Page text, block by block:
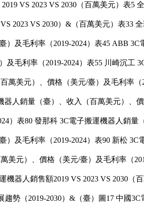
VS 2023 VS 2030（百萬美元）表5
2023 VS 2030）&（百萬美元）表33
及毛利率（2019-2024）表45 ABB
毛利率（2019-2024）表55 川崎沉工
萬美元）、價格（美元/臺）及毛利率
器人銷量（臺）、收入（百萬美元）
）表80 發那科 3C電子搬運機器人銷
及毛利率（2019-2024）表90 新松
美元）、價格（美元/臺）及毛利率（
機器人銷售額2019 VS 2023 VS 2030
勢（2019-2030）&（臺）圖17 中國